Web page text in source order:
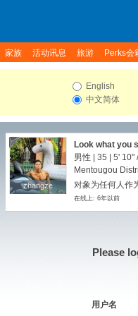
家族 活动讯息 旅游 Perks会
English
中文简体
zhangze
zhangze
Look what you
男性 | 35 | 5' 10"
Mentougou
对象为任何人作
在线上: 6年以前
Please
用户名